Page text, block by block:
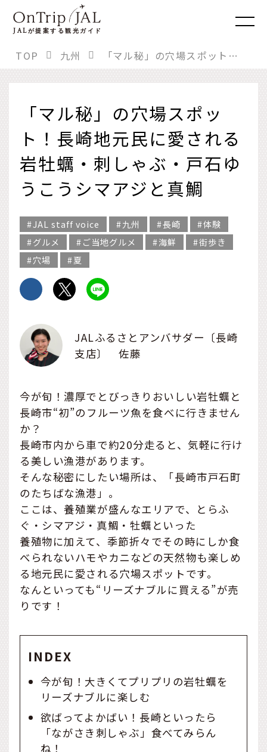
JALが提案する観光ガイド
TOP 九州 「マル秘」の穴場スポット！長崎地元民に愛される岩牡蠣・刺しゃぶ・戸石ゆうこうシマアジと真鯛
「マル秘」の穴場スポッ
ト！長崎地元民に愛される
岩牡蠣・刺しゃぶ・戸石ゆ
うこうシマアジと真鯛
JAL staff voice 九州 長崎
体験
グルメ
ご当地グルメ 海鮮
街歩き
穴場
夏
JALふるさとアンバサダー〔長崎
支店〕 佐藤
今が旬！濃厚でとびっきりおいしい岩牡蠣と
長崎市“初”のフルーツ魚を食べに行きません
か？
長崎市内から車で約20分走ると、気軽に行け
る美しい漁港があります。
そんな秘密にしたい場所は、「長崎市戸石町
のたちばな漁港」。
ここは、養殖業が盛んなエリアで、とらふ
ぐ・シマアジ・真鯛・牡蠣といった
養殖物に加えて、季節折々でその時にしか食
べられないハモやカニなどの天然物も楽しめ
る地元民に愛される穴場スポットです。
なんといっても“リーズナブルに買える”が売
りです！
INDEX
今が旬！大きくてプリプリの岩牡蠣を
リーズナブルに楽しむ
欲ばってよかばい！長崎といったら
「ながさき刺しゃぶ」食べてみらん
ね！